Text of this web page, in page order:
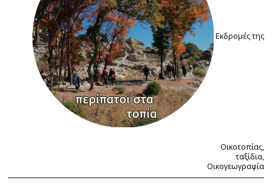
Εκδρομές της
Οικοτοπίας,
ταξίδια,
Οικογεωγραφία